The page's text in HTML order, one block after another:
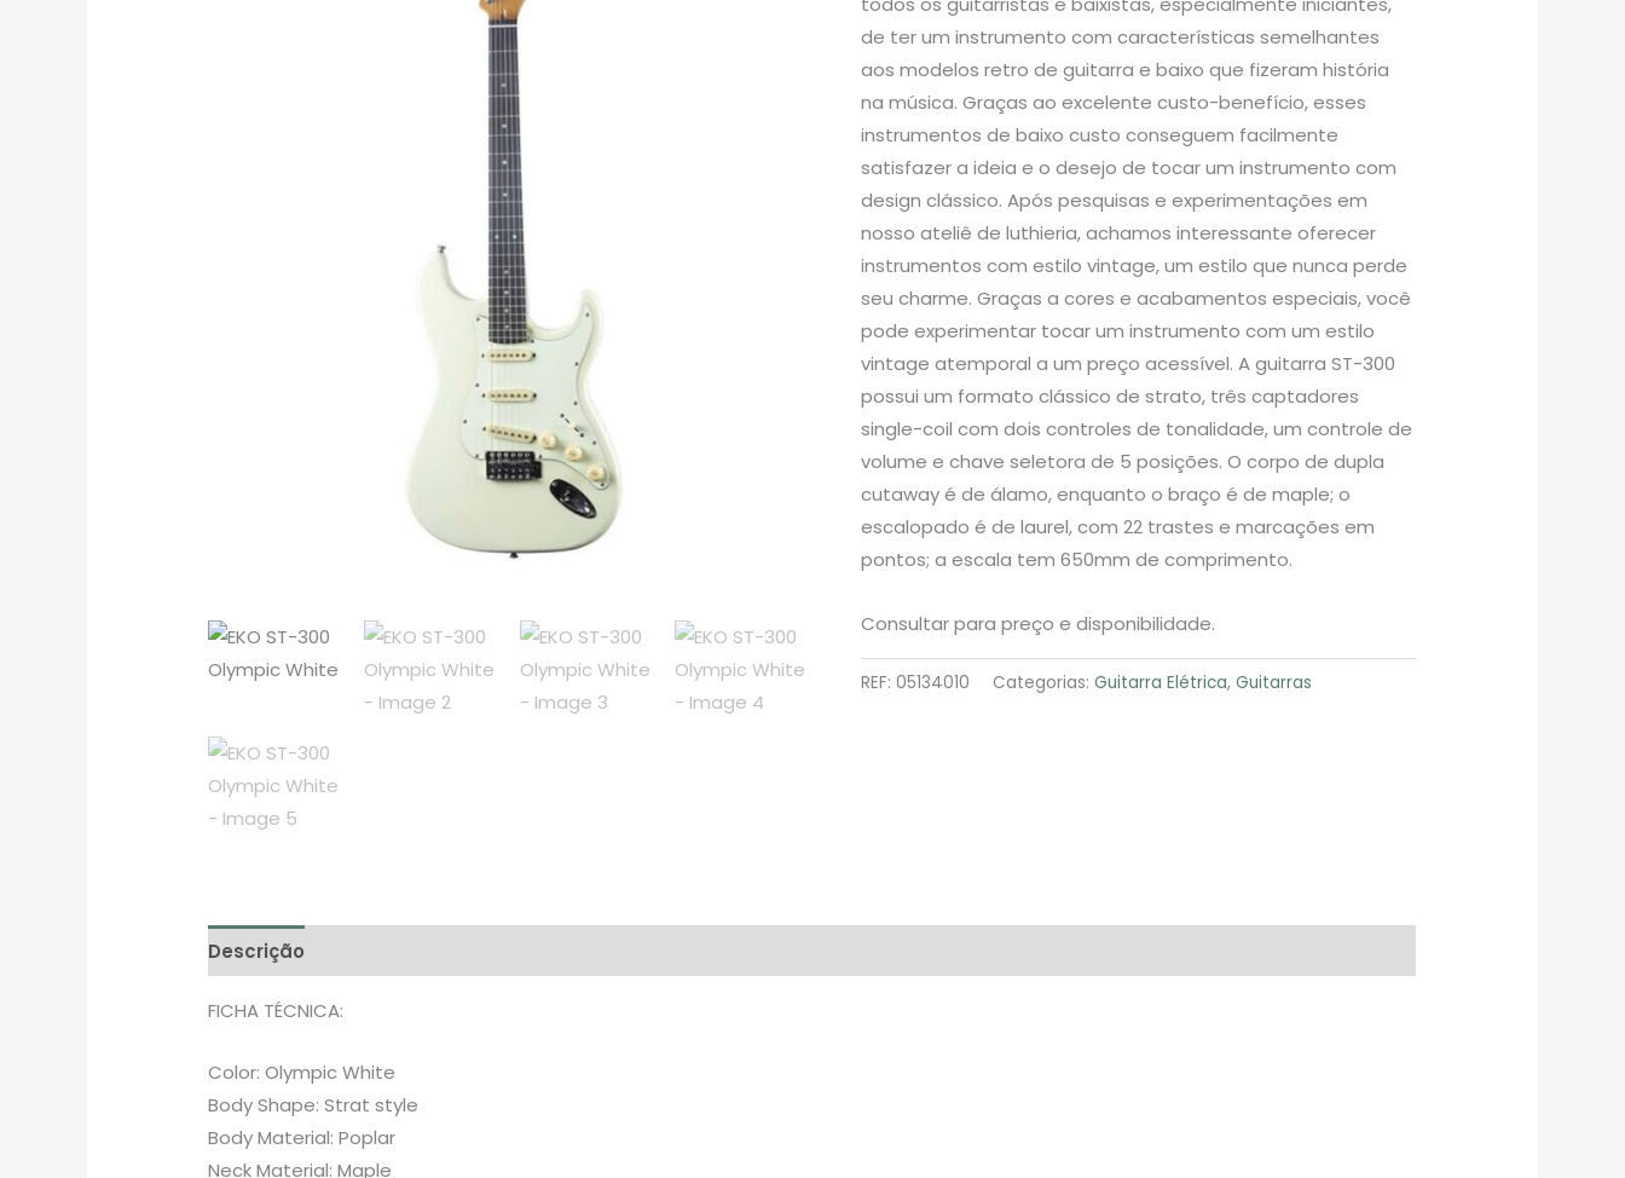
de ter um instrumento com características semelhantes
aos modelos retro de guitarra e baixo que fizeram história
na música. Graças ao excelente custo-benefício, esses
instrumentos de baixo custo conseguem facilmente
satisfazer a ideia e o desejo de tocar um instrumento com
design clássico. Após pesquisas e experimentações em
nosso ateliê de luthieria, achamos interessante oferecer
instrumentos com estilo vintage, um estilo que nunca perde
seu charme. Graças a cores e acabamentos especiais, você
pode experimentar tocar um instrumento com um estilo
vintage atemporal a um preço acessível. A guitarra ST-300
possui um formato clássico de strato, três captadores
single-coil com dois controles de tonalidade, um controle de
volume e chave seletora de 5 posições. O corpo de dupla
cutaway é de álamo, enquanto o braço é de maple; o
escalopado é de laurel, com 22 trastes e marcações em
pontos; a escala tem 650mm de comprimento.
Consultar para preço e disponibilidade.
REF: 05134010 Categorias: Guitarra Elétrica, Guitarras
Descrição
FICHA TÉCNICA:
Color: Olympic White
Body Shape: Strat style
Body Material: Poplar
Neck Material: Maple